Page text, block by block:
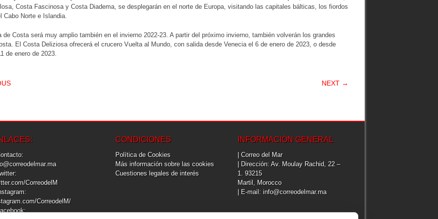
Costa Fascinosa y Costa Diadema, se desplegarán en el norte de Europa, visitando las capitales bálticas, los fiordos
Cabo Norte e Islandia.
de Costa será muy amplio también en el invierno 2022-23. A partir del próximo invierno, también volverán los grandes
El Costa Deliziosa ofrecerá el crucero Vuelta al Mundo, con salida desde Venecia el 6 de enero de 2023, o desde
de enero de 2023.
NAVIGATION NEXT →
CorreodelM
CorreodelM/
CONDICIONES
Política de Cookies
Más información sobre las cookies
Cuestiones legales de interés
INFORMACIÓN GENERAL
| Correo del Mar
| Dirección: Av. Moulay Rachid, 22 –
1. 93215
Martil, Morocco
| E-mail: info@correodelmar.ma